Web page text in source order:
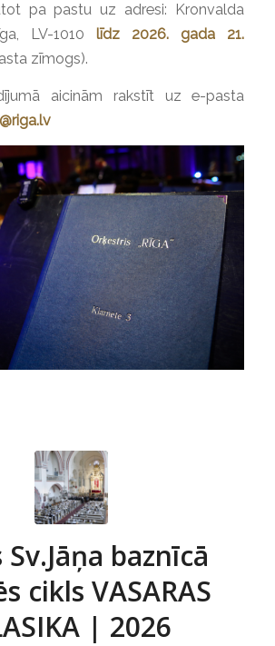
pa pastu uz adresi: Kronvalda
LV-1010līdz 2026. gada 21.
zīmogs).
aicinām rakstīt uz e-pasta
Sv.Jāņa baznīcā
cikls VASARAS
| 2026